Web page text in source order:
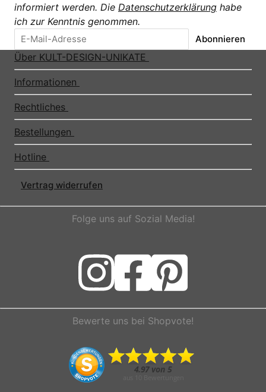
informiert werden. Die Datenschutzerklärung habe
ich zur Kenntnis genommen.
Abonnieren
Über KULT-DESIGN-UNIKATE
Informationen
Rechtliches
Bestellungen
Hotline
Vertrag widerrufen
Folge uns auf Sozial Media!
Bewerte uns bei Shopvote!